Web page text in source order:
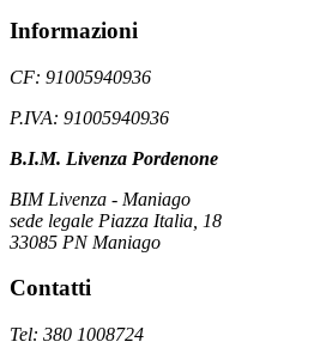
Informazioni
CF: 91005940936
P.IVA: 91005940936
B.I.M. Livenza Pordenone
BIM Livenza - Maniago
sede legale Piazza Italia, 18
33085 PN Maniago
Contatti
Tel: 380 1008724